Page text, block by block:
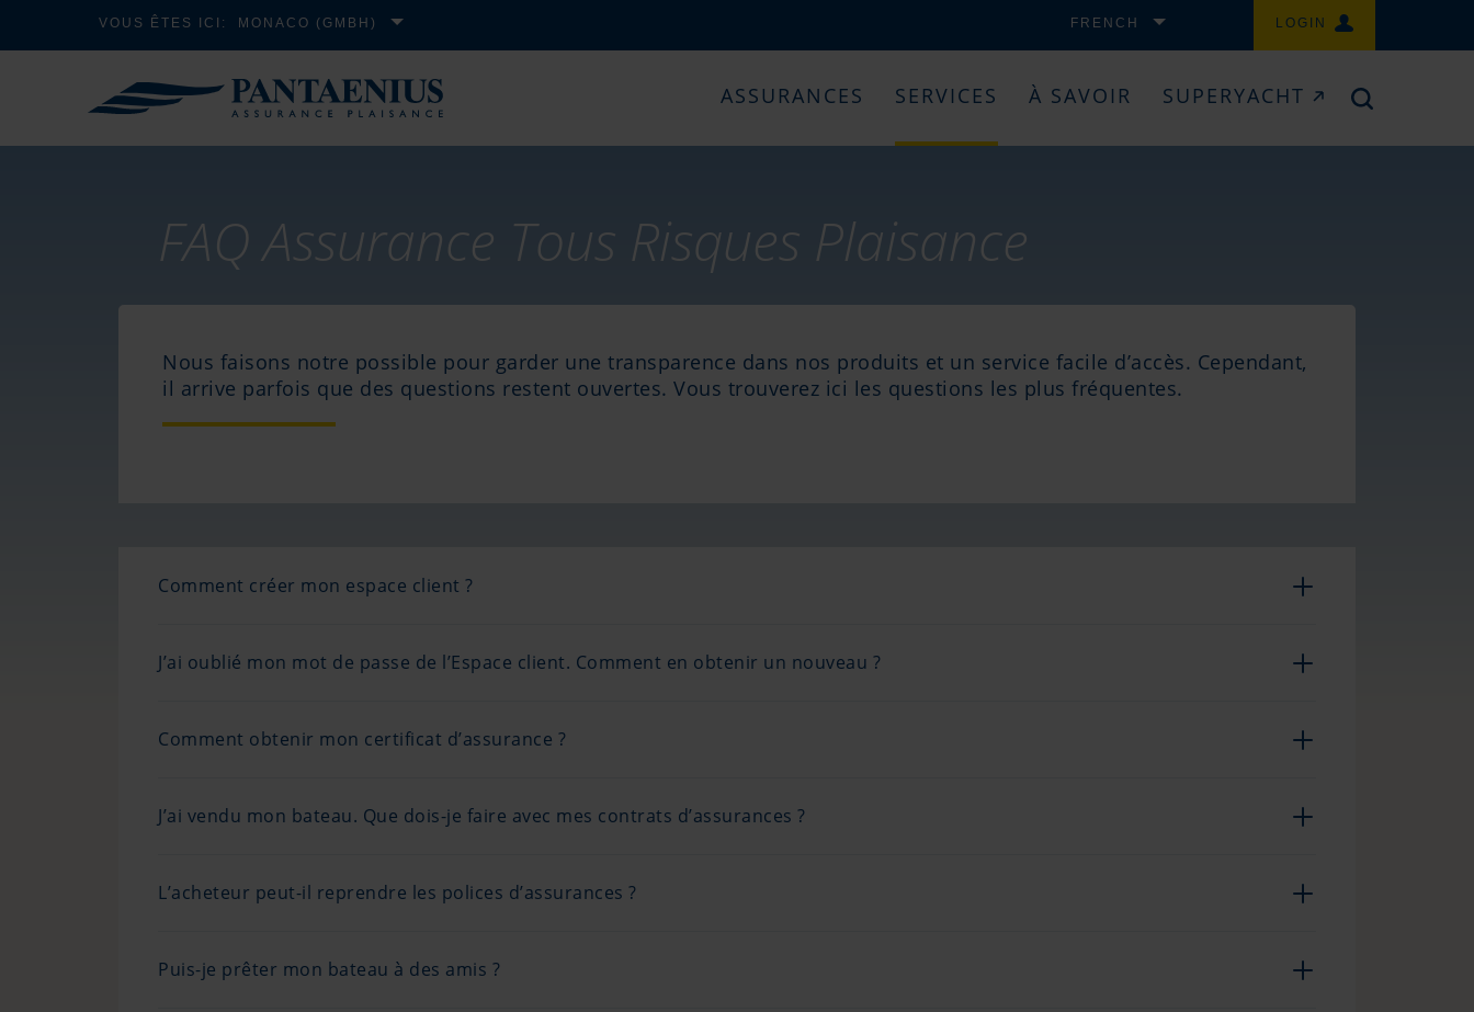
VOUS ÊTES ICI: MONACO (GMBH) FRENCH LOGIN
ASSURANCES SERVICES À SAVOIR SUPERYACHT
FAQ Assurance Tous Risques Plaisance
Nous faisons notre possible pour garder une transparence dans nos produits et un service facile d’accès. Cependant,
il arrive parfois que des questions restent ouvertes. Vous trouverez ici les questions les plus fréquentes.
Comment créer mon espace client ?
J’ai oublié mon mot de passe de l’Espace client. Comment en obtenir un nouveau ?
Comment obtenir mon certificat d’assurance ?
J’ai vendu mon bateau. Que dois-je faire avec mes contrats d’assurances ?
L’acheteur peut-il reprendre les polices d’assurances ?
Puis-je prêter mon bateau à des amis ?